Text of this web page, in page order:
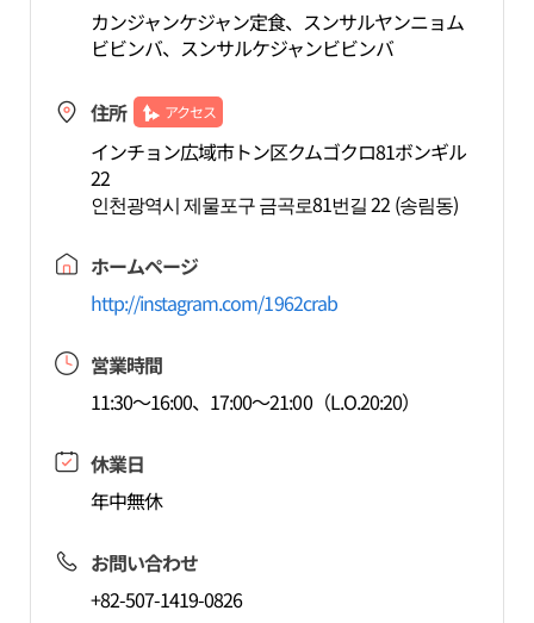
カンジャンケジャン定食、スンサルヤンニョム
ビビンバ、スンサルケジャンビビンバ
住所 アクセス
インチョン広域市トン区クムゴクロ81ボンギル
22
인천광역시 제물포구 금곡로81번길 22 (송림동)
ホームページ
http://instagram.com/1962crab
営業時間
11:30～16:00、17:00～21:00（L.O.20:20）
休業日
年中無休
お問い合わせ
+82-507-1419-0826